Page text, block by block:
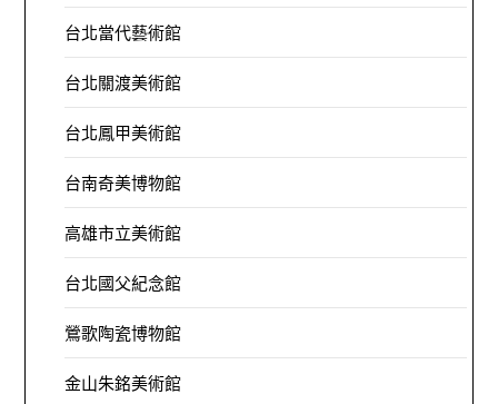
台北當代藝術館
台北關渡美術館
台北鳳甲美術館
台南奇美博物館
高雄市立美術館
台北國父紀念館
鶯歌陶瓷博物館
金山朱銘美術館